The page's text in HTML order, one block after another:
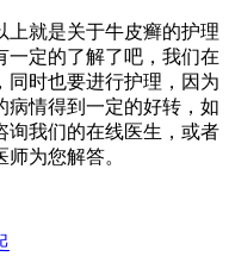
上就是关于牛皮癣的护理
一定的了解了吧，我们在
同时也要进行护理，因为
病情得到一定的好转，如
询我们的在线医生，或者
为您解答。